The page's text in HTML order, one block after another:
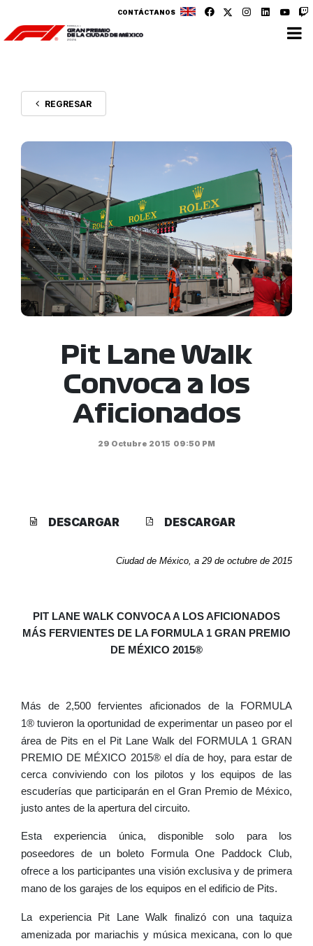
CONTÁCTANOS
REGRESAR
Pit Lane Walk
Convoca a los
Aficionados
29 Octubre 2015 09:50 PM
DESCARGAR DESCARGAR
Ciudad de México, a 29 de octubre de 2015
PIT LANE WALK CONVOCA A LOS AFICIONADOS
MÁS FERVIENTES DE LA FORMULA 1 GRAN PREMIO
DE MÉXICO 2015®
Más de 2,500 fervientes aficionados de la FORMULA
1® tuvieron la oportunidad de experimentar un paseo por el
área de Pits en el Pit Lane Walk del FORMULA 1 GRAN
PREMIO DE MÉXICO 2015® el día de hoy, para estar de
cerca conviviendo con los pilotos y los equipos de las
escuderías que participarán en el Gran Premio de México,
justo antes de la apertura del circuito.
Esta experiencia única, disponible solo para los
poseedores de un boleto Formula One Paddock Club,
ofrece a los participantes una visión exclusiva y de primera
mano de los garajes de los equipos en el edificio de Pits.
La experiencia Pit Lane Walk finalizó con una taquiza
amenizada por mariachis y música mexicana, con lo que